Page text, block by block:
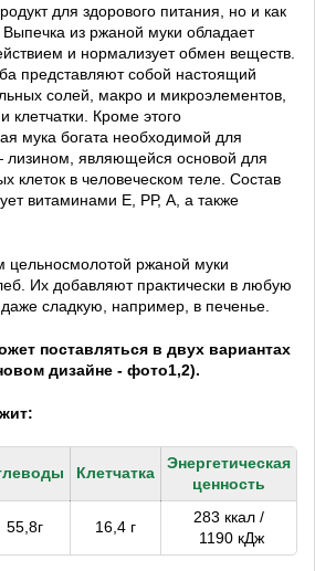
для здорового питания, но и как
из ржаной муки обладает
и нормализует обмен веществ.
представляют собой настоящий
солей, макро и микроэлементов,
клетчатки. Кроме этого
мука богата необходимой для
лизином, являющейся основой для
клеток в человеческом теле. Состав
витаминами Е, РР, А, а также
цельносмолотой ржаной муки
Их добавляют практически в любую
сладкую, например, в печенье.
поставляться в двух вариантах
дизайне - фото1,2).
Клетчатка
Энергетическая
ценность
55,8г 16,4 г
283 ккал /
1190 кДж